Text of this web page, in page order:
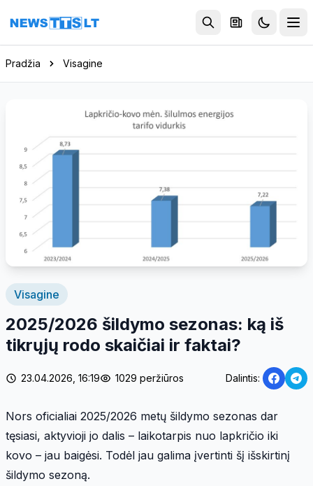
Eiti į turinį
Pradžia Visagine
Visagine
2025/2026 šildymo sezonas: ką iš
tikrųjų rodo skaičiai ir faktai?
23.04.2026, 16:19 1029 peržiūros Dalintis:
Nors oficialiai 2025/2026 metų šildymo sezonas dar
tęsiasi, aktyvioji jo dalis – laikotarpis nuo lapkričio iki
kovo – jau baigėsi. Todėl jau galima įvertinti šį išskirtinį
šildymo sezoną.